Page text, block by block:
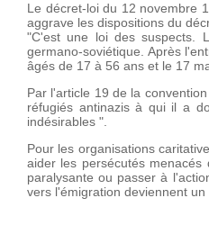
Le décret-loi du 12 novembre
aggrave les dispositions du
"C'est une loi des suspects.
germano-soviétique. Après
âgés de 17 à 56 ans et le 17
Par l'article 19 de la
réfugiés antinazis à qui il a
indésirables ".
Pour les organisations
aider les persécutés
paralysante ou passer à
vers l'émigration deviennent